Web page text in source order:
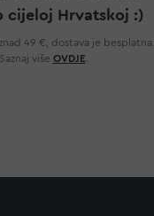
cijeloj Hrvatskoj :)
49 €, dostava je besplatna.
Saznaj više OVDJE